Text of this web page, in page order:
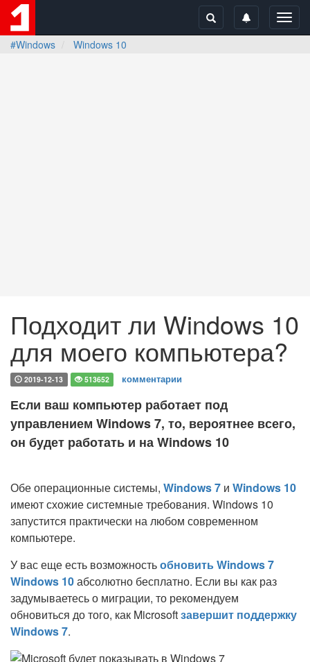
#Windows
Windows 10
Подходит ли Windows 10
для моего компьютера?
2019-12-13 513652 комментарии
Если ваш компьютер работает под
управлением Windows 7, то, вероятнее всего,
он будет работать и на Windows 10
Обе операционные системы, Windows 7 и Windows 10
имеют схожие системные требования. Windows 10
запустится практически на любом современном
компьютере.
У вас еще есть возможностьобновить Windows 7
Windows 10абсолютно бесплатно. Если вы как раз
задумываетесь о миграции, то рекомендуем
обновиться до того, как Microsoftзавершит поддержку
Windows 7.